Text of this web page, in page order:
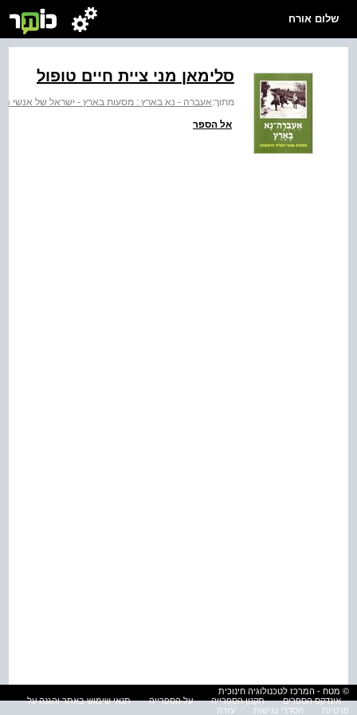
שלום אורח
סלימאן מני ציית חיים טופול
מתוך:אעברה - נא בארץ : מסעות בארץ - ישראל של אנשי
אל הספר
© מטח - המרכז לטכנולוגיה חינוכית
אינדקס הספרים
תקנון הספרייה על הספרייה
תנאי שימוש באתר והגנה על
פרטיות
הסדרי נגישות עזרה